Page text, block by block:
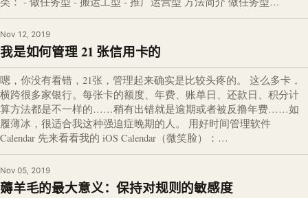
我是如何管理 21 张信用卡的
Nov 12, 2019
嗯，你没有看错，21张，管理起来确实是比较头疼的。 这么多卡，
横跨很多家银行。每张卡的额度、年费、账单日、还款日、积分计
算方法都是不一样的……稍有出错就是逾期或者被反撸年费……如
履薄冰，很适合我这种强迫症晚期的人。 用好时间管理软件
Calendar 先来看看我的 iOS Calendar（微笑脸）：…
薅羊毛的最大意义：保持对规则的敏感度
Nov 05, 2019